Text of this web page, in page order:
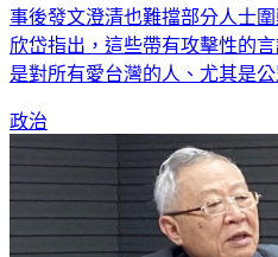
事後發文澄清也難擋部分人士
欣岱指出，這些帶有攻擊性的
是對所有愛台灣的人、尤其是
政治